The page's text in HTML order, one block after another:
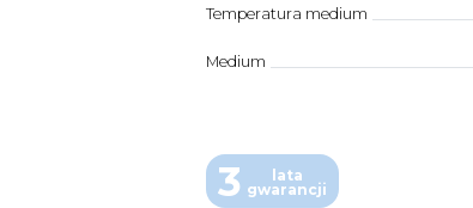
Temperatura medium
Medium
3
lata
gwarancji